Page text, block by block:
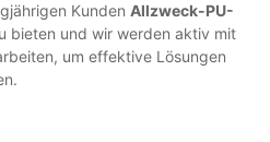
Kunden Allzweck-PU-
bieten und wir werden aktiv mit
um effektive Lösungen